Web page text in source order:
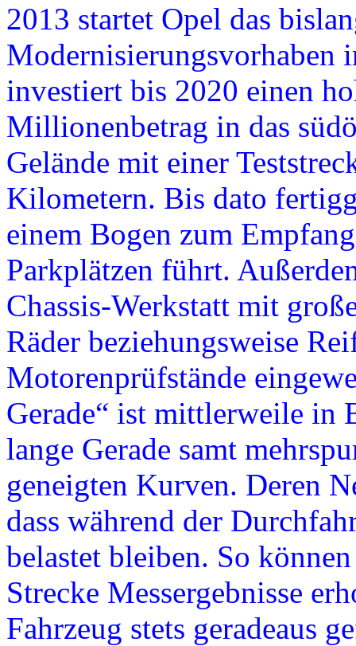
2013 startet Opel das
Modernisierungsvorhaben
investiert bis 2020 einen
Millionenbetrag in das
Gelände mit einer
Kilometern. Bis dato
einem Bogen zum
Parkplätzen führt.
Chassis-Werkstatt mit
Räder beziehungsweise
Motorenprüfstände
Gerade“ ist mittlerweile in
lange Gerade samt
geneigten Kurven. Deren
dass während der
belastet bleiben. So
Strecke Messergebnisse
Fahrzeug stets geradeaus